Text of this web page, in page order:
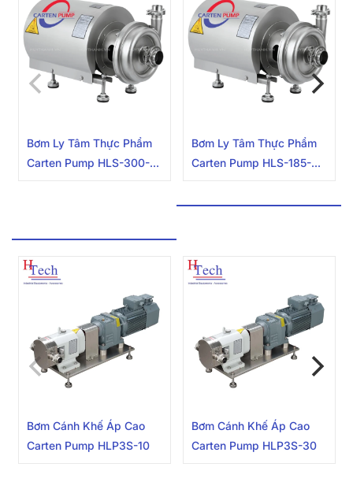
Bơm Ly Tâm Thực Phẩm
Carten Pump HLS-300-
Bơm Ly Tâm Thực Phẩm
Carten Pump HLS-185-
Bơm Cánh Khế Áp Cao
Carten Pump HLP3S-10
Bơm Cánh Khế Áp Cao
Carten Pump HLP3S-30